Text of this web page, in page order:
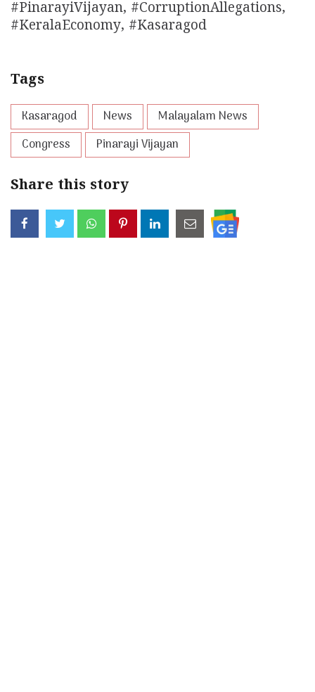
#PinarayiVijayan, #CorruptionAllegations,
#KeralaEconomy, #Kasaragod
Tags
Kasaragod News
Malayalam News
Congress
Pinarayi Vijayan
Share this story